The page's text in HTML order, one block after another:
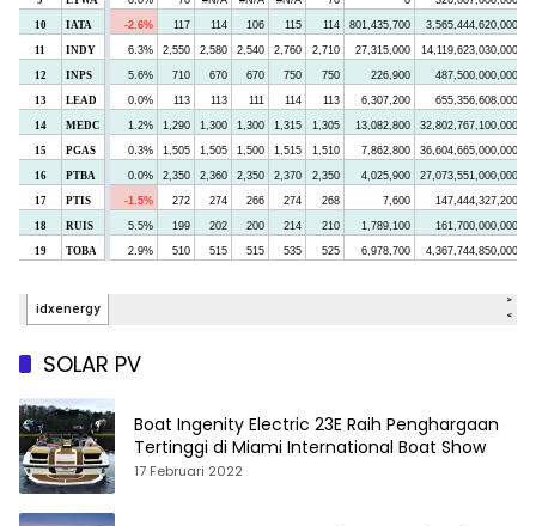
SOLAR PV
Boat Ingenity Electric 23E Raih Penghargaan
Tertinggi di Miami International Boat Show
17 Februari 2022